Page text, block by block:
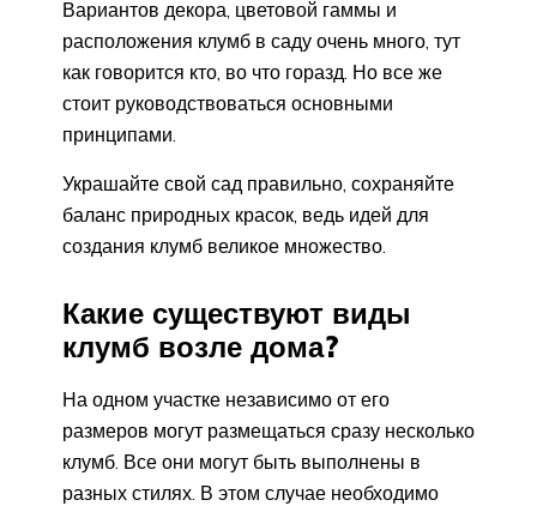
Вариантов декора, цветовой гаммы и
расположения клумб в саду очень много, тут
как говорится кто, во что горазд. Но все же
стоит руководствоваться основными
принципами.
Украшайте свой сад правильно, сохраняйте
баланс природных красок, ведь идей для
создания клумб великое множество.
Какие существуют виды
клумб возле дома?
На одном участке независимо от его
размеров могут размещаться сразу несколько
клумб. Все они могут быть выполнены в
разных стилях. В этом случае необходимо